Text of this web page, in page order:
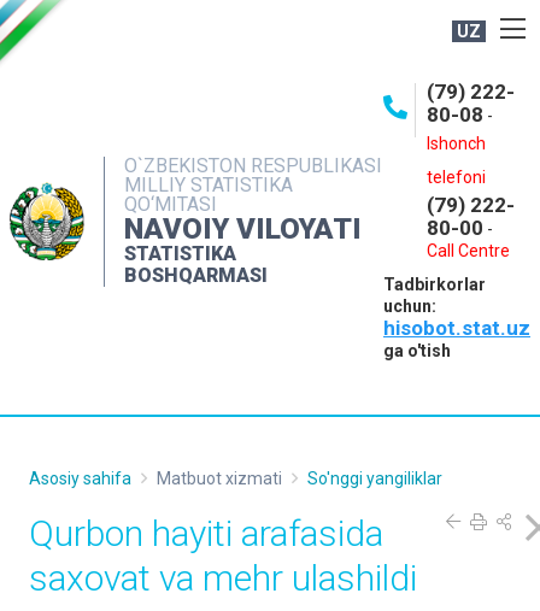
UZ
O`ZBEKISTON RESPUBLIKASI
MILLIY STATISTIKA
QO‘MITASI
NAVOIY VILOYATI
STATISTIKA
BOSHQARMASI
(79) 222-
80-08 -
Ishonch
telefoni
(79) 222-
80-00 -
Call Centre
Tadbirkorlar
uchun:
hisobot.stat.uz
ga o'tish
OCHIQ MA'LUMOTLAR
INTERAKTIV XIZMATLAR
MUROJAATLAR
Asosiy sahifa Matbuot xizmati So'nggi yangiliklar
Qurbon hayiti arafasida
saxovat va mehr ulashildi